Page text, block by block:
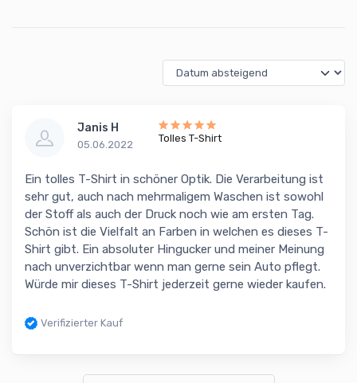
Janis H
05.06.2022
Tolles T-Shirt
Ein tolles T-Shirt in schöner Optik. Die Verarbeitung ist
sehr gut, auch nach mehrmaligem Waschen ist sowohl
der Stoff als auch der Druck noch wie am ersten Tag.
Schön ist die Vielfalt an Farben in welchen es dieses T-
Shirt gibt. Ein absoluter Hingucker und meiner Meinung
nach unverzichtbar wenn man gerne sein Auto pflegt.
Würde mir dieses T-Shirt jederzeit gerne wieder kaufen.
Verifizierter Kauf